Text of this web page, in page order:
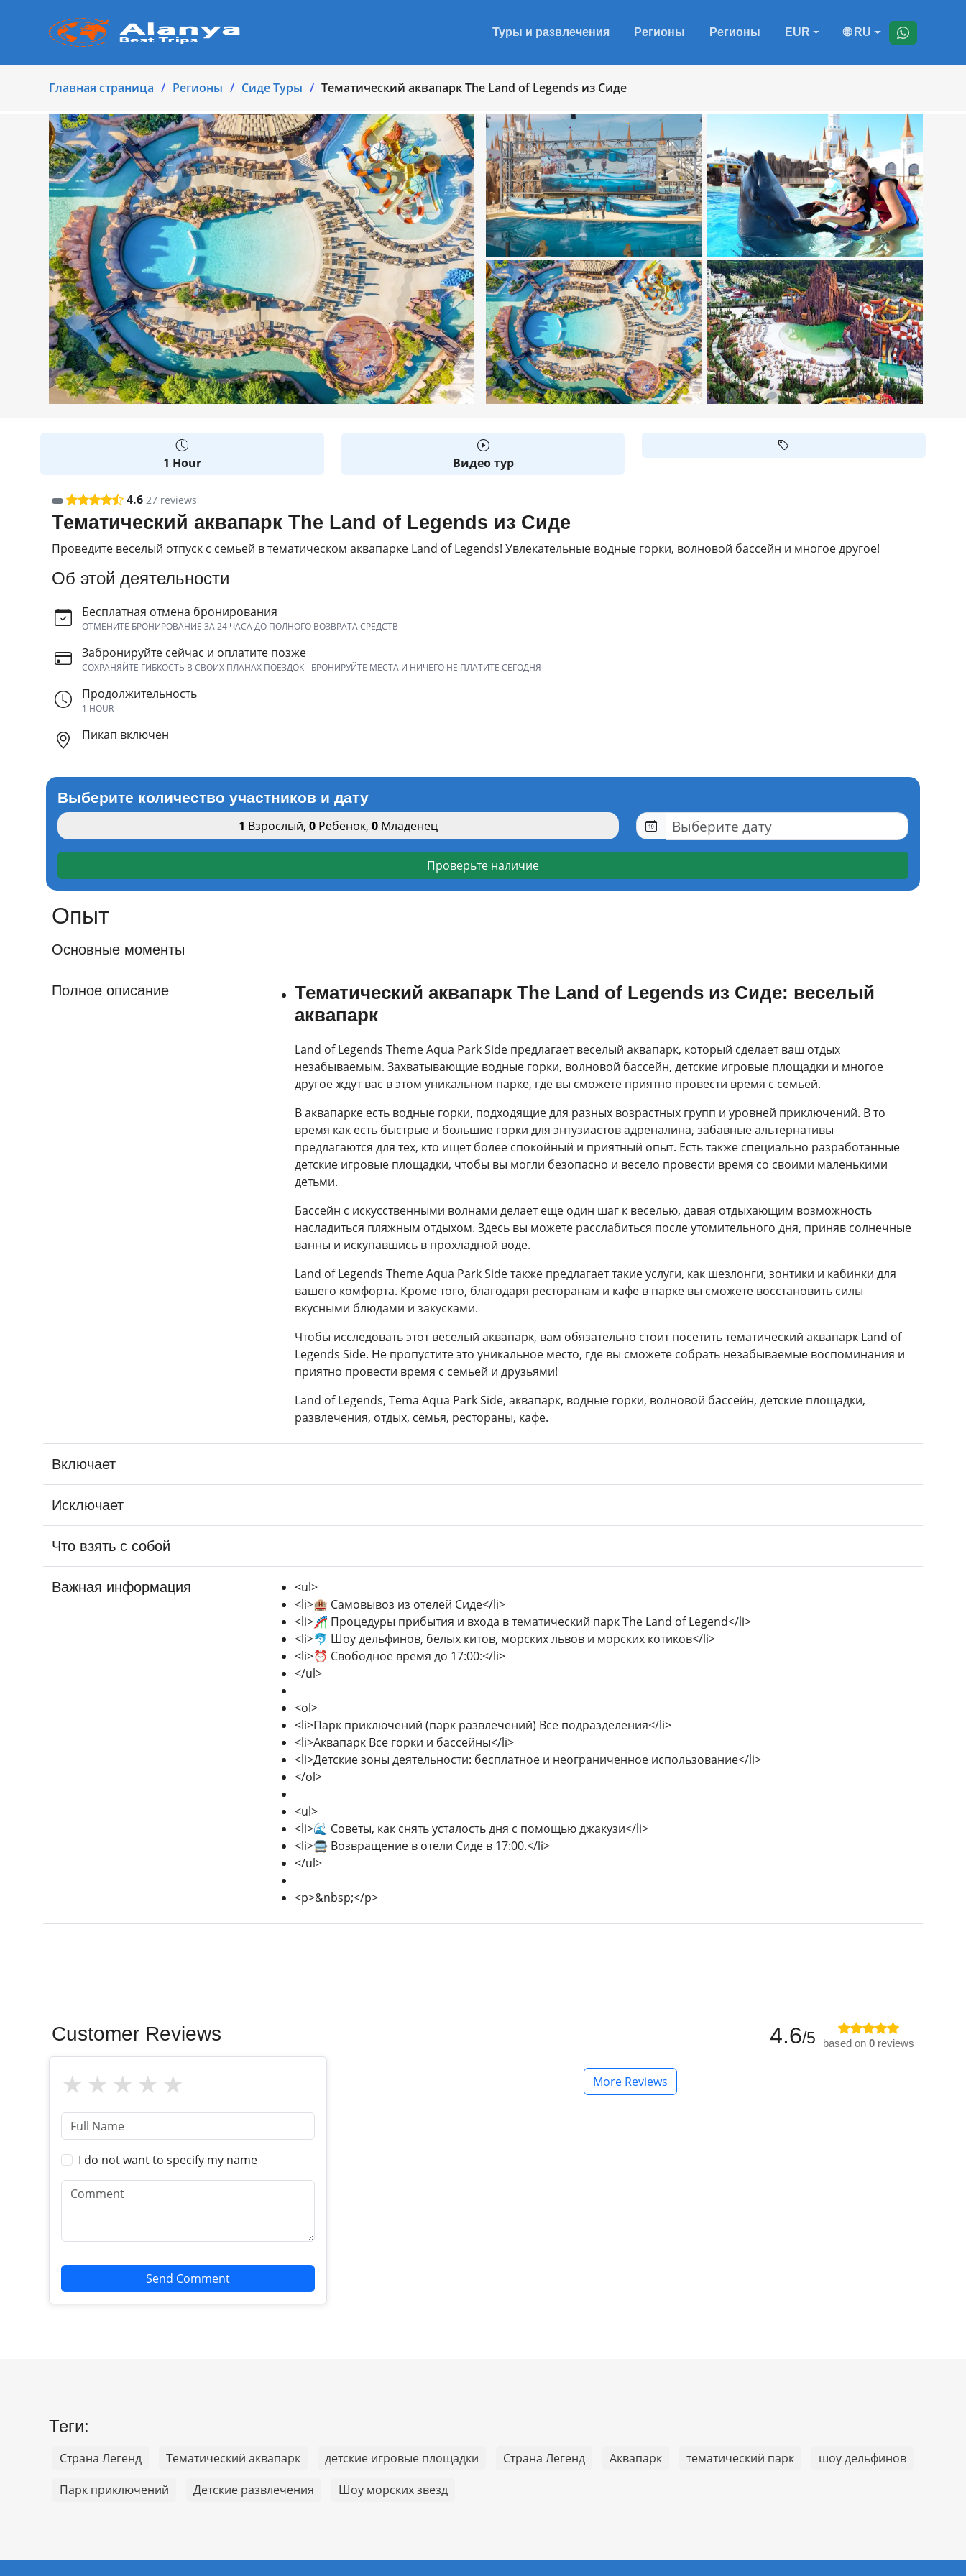
Туры и развлечения Регионы Регионы EUR 🌐 RU
Главная страница Регионы Cиде Туры Тематический аквапарк The Land of Legends из Сиде
1 Hour Видео тур
4.6 27 reviews
Тематический аквапарк The Land of Legends из Сиде
Проведите веселый отпуск с семьей в тематическом аквапарке Land of Legends! Увлекательные водные горки, волновой бассейн и многое другое!
Об этой деятельности
Бесплатная отмена бронирования
ОТМЕНИТЕ БРОНИРОВАНИЕ ЗА 24 ЧАСА ДО ПОЛНОГО ВОЗВРАТА СРЕДСТВ
Забронируйте сейчас и оплатите позже
СОХРАНЯЙТЕ ГИБКОСТЬ В СВОИХ ПЛАНАХ ПОЕЗДОК - БРОНИРУЙТЕ МЕСТА И НИЧЕГО НЕ ПЛАТИТЕ СЕГОДНЯ
Продолжительность
1 HOUR
Пикап включен
Выберите количество участников и дату
1 Взрослый,0 Ребенок,0 Младенец
Проверьте наличие
Опыт
Основные моменты
Полное описание
Тематический аквапарк The Land of Legends из Сиде: веселый
аквапарк
Land of Legends Theme Aqua Park Side предлагает веселый аквапарк, который сделает ваш отдых
незабываемым. Захватывающие водные горки, волновой бассейн, детские игровые площадки и многое
другое ждут вас в этом уникальном парке, где вы сможете приятно провести время с семьей.
В аквапарке есть водные горки, подходящие для разных возрастных групп и уровней приключений. В то
время как есть быстрые и большие горки для энтузиастов адреналина, забавные альтернативы
предлагаются для тех, кто ищет более спокойный и приятный опыт. Есть также специально разработанные
детские игровые площадки, чтобы вы могли безопасно и весело провести время со своими маленькими
детьми.
Бассейн с искусственными волнами делает еще один шаг к веселью, давая отдыхающим возможность
насладиться пляжным отдыхом. Здесь вы можете расслабиться после утомительного дня, приняв солнечные
ванны и искупавшись в прохладной воде.
Land of Legends Theme Aqua Park Side также предлагает такие услуги, как шезлонги, зонтики и кабинки для
вашего комфорта. Кроме того, благодаря ресторанам и кафе в парке вы сможете восстановить силы
вкусными блюдами и закусками.
Чтобы исследовать этот веселый аквапарк, вам обязательно стоит посетить тематический аквапарк Land of
Legends Side. Не пропустите это уникальное место, где вы сможете собрать незабываемые воспоминания и
приятно провести время с семьей и друзьями!
Land of Legends, Tema Aqua Park Side, аквапарк, водные горки, волновой бассейн, детские площадки,
развлечения, отдых, семья, рестораны, кафе.
Включает
Исключает
Что взять с собой
Важная информация
<ul>
<li>🏨 Самовывоз из отелей Сиде</li>
<li>🎢 Процедуры прибытия и входа в тематический парк The Land of Legend</li>
<li>🐬 Шоу дельфинов, белых китов, морских львов и морских котиков</li>
<li>⏰ Свободное время до 17:00:</li>
</ul>
<ol>
<li>Парк приключений (парк развлечений) Все подразделения</li>
<li>Аквапарк Все горки и бассейны</li>
<li>Детские зоны деятельности: бесплатное и неограниченное использование</li>
</ol>
<ul>
<li>🌊 Советы, как снять усталость дня с помощью джакузи</li>
<li>🚍 Возвращение в отели Сиде в 17:00.</li>
</ul>
<p>&nbsp;</p>
Customer Reviews 4.6/5 based on 0 reviews
I do not want to specify my name
Send Comment
More Reviews
Теги:
Страна Легенд Тематический аквапарк детские игровые площадки Страна Легенд Аквапарк тематический парк
шоу дельфинов
Парк приключений
Детские развлечения Шоу морских звезд